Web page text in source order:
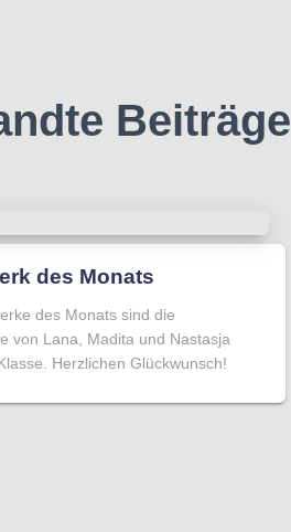
Beiträge
des Monats
des Monats sind die
von Lana, Madita und Nastasja
Herzlichen Glückwunsch!